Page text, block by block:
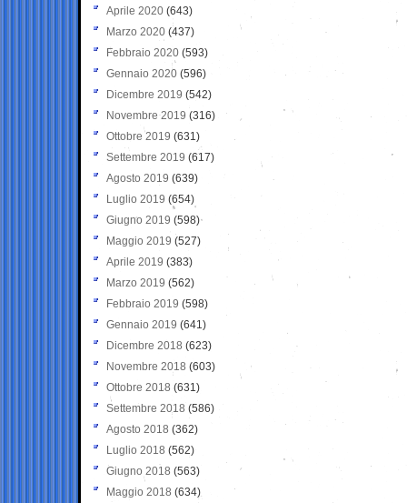
Aprile 2020 (643)
Marzo 2020 (437)
Febbraio 2020 (593)
Gennaio 2020 (596)
Dicembre 2019 (542)
Novembre 2019 (316)
Ottobre 2019 (631)
Settembre 2019 (617)
Agosto 2019 (639)
Luglio 2019 (654)
Giugno 2019 (598)
Maggio 2019 (527)
Aprile 2019 (383)
Marzo 2019 (562)
Febbraio 2019 (598)
Gennaio 2019 (641)
Dicembre 2018 (623)
Novembre 2018 (603)
Ottobre 2018 (631)
Settembre 2018 (586)
Agosto 2018 (362)
Luglio 2018 (562)
Giugno 2018 (563)
Maggio 2018 (634)